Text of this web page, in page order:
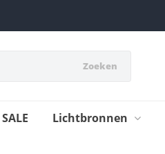
Zoeken
SALE Lichtbronnen